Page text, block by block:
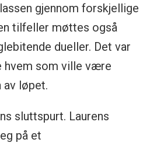
gjennom forskjellige
tilfeller møttes også
dueller. Det var
hvem som ville være
løpet.
sluttspurt. Laurens
på et